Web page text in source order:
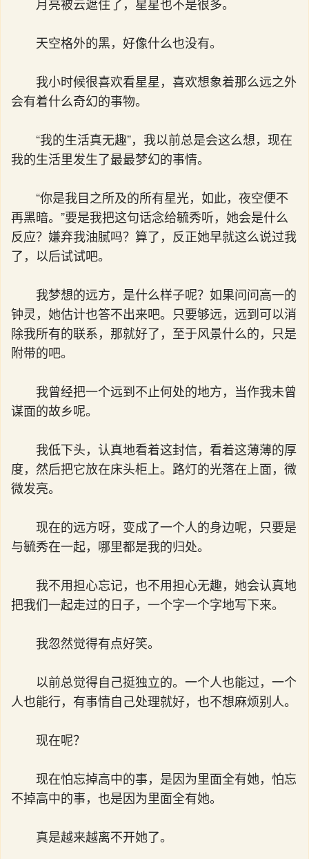
月亮被云遮住了，星星也不是很多。
天空格外的黑，好像什么也没有。
我小时候很喜欢看星星，喜欢想象着那么远之外
会有着什么奇幻的事物。
“我的生活真无趣”，我以前总是会这么想，现在
我的生活里发生了最最梦幻的事情。
“你是我目之所及的所有星光，如此，夜空便不
再黑暗。”要是我把这句话念给毓秀听，她会是什么
反应？嫌弃我油腻吗？算了，反正她早就这么说过我
了，以后试试吧。
我梦想的远方，是什么样子呢？如果问问高一的
钟灵，她估计也答不出来吧。只要够远，远到可以消
除我所有的联系，那就好了，至于风景什么的，只是
附带的吧。
我曾经把一个远到不止何处的地方，当作我未曾
谋面的故乡呢。
我低下头，认真地看着这封信，看着这薄薄的厚
度，然后把它放在床头柜上。路灯的光落在上面，微
微发亮。
现在的远方呀，变成了一个人的身边呢，只要是
与毓秀在一起，哪里都是我的归处。
我不用担心忘记，也不用担心无趣，她会认真地
把我们一起走过的日子，一个字一个字地写下来。
我忽然觉得有点好笑。
以前总觉得自己挺独立的。一个人也能过，一个
人也能行，有事情自己处理就好，也不想麻烦别人。
现在呢？
现在怕忘掉高中的事，是因为里面全有她，怕忘
不掉高中的事，也是因为里面全有她。
真是越来越离不开她了。